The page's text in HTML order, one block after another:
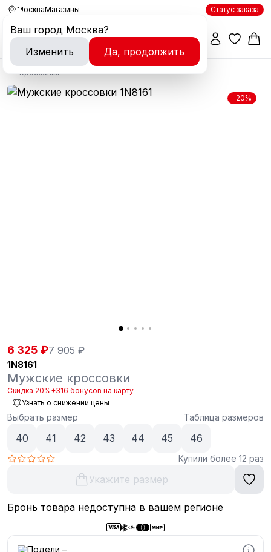
Москва
Ваш город Москва?
Изменить
Да, продолжить
Магазины Статус заказа
Кроссовки
-20%
6 325 ₽7 905 ₽
1N8161
Мужские кроссовки
Скидка 20%+316 бонусов на карту
Узнать о снижении цены
Выбрать размер Таблица размеров
40 41 42 43 44 45 46
Купили более 12 раз
Укажите размер
Бронь товара недоступна в вашем регионе